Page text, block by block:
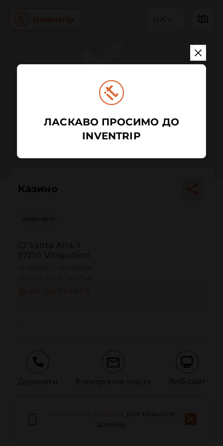
UK
Казино
Кафетерій
C/ Santa Ana, 1
37210 Vitigudino
Дзвонити Електронна пошта Веб-сайт
Повідомити про проблему
для кращого
досвіду
ЛАСКАВО ПРОСИМО ДО
INVENTRIP